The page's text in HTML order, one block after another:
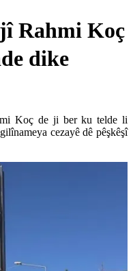
Rahmi Koç
dike
Koç de ji ber ku telde li
cezayê dê pêşkêşî